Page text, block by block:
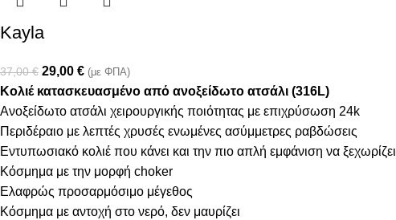
Kayla
37,00€ 29,00 € (με ΦΠΑ)
Κολιέ κατασκευασμένο από ανοξείδωτο ατσάλι (316L)
Ανοξείδωτο ατσάλι χειρουργικής ποιότητας με επιχρύσωση 24k
Περιδέραιο με λεπτές χρυσές ενωμένες ασύμμετρες ραβδώσεις
Εντυπωσιακό κολιέ που κάνει και την πιο απλή εμφάνιση να ξεχωρίζει
Κόσμημα με την μορφή choker
Ελαφρώς προσαρμόσιμο μέγεθος
Κόσμημα με αντοχή στο νερό, δεν μαυρίζει